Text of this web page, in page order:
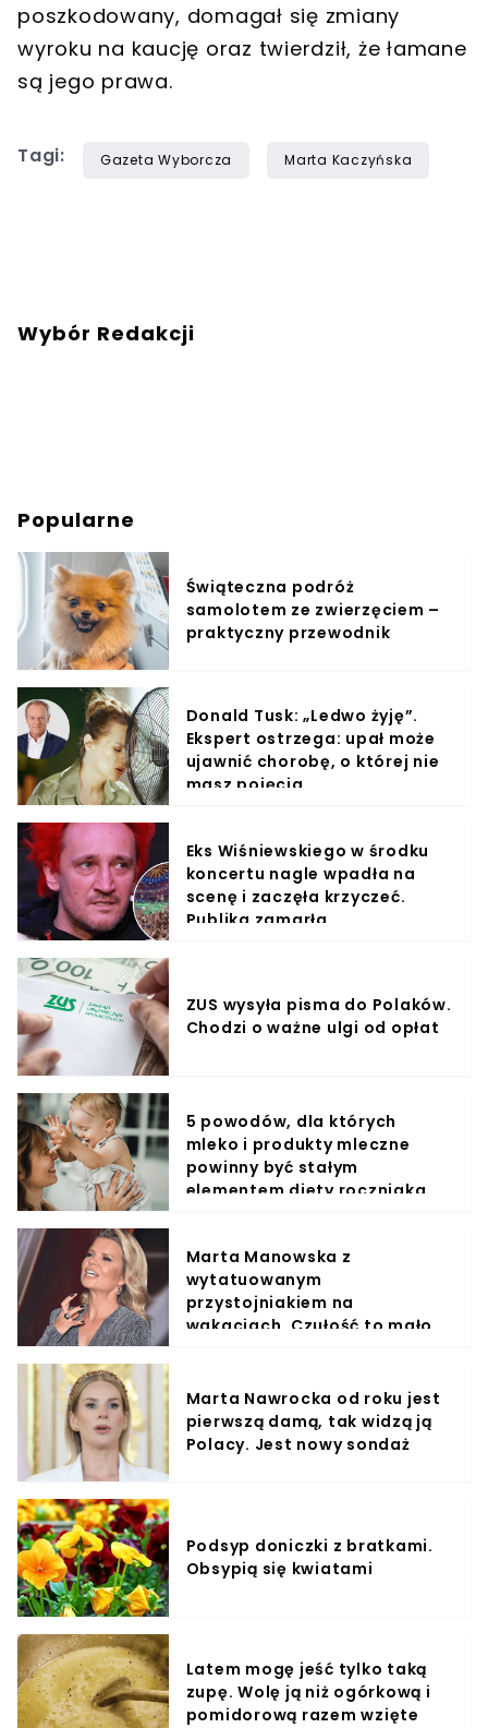
poszkodowany, domagał się zmiany
wyroku na kaucję oraz twierdził, że łamane
są jego prawa.
Tagi: Gazeta Wyborcza Marta Kaczyńska
Wybór Redakcji
Popularne
Świąteczna podróż
samolotem ze zwierzęciem –
praktyczny przewodnik
Donald Tusk: „Ledwo żyję”.
Ekspert ostrzega: upał może
ujawnić chorobę, o której nie
masz pojęcia
Eks Wiśniewskiego w środku
koncertu nagle wpadła na
scenę i zaczęła krzyczeć.
Publika zamarła
ZUS wysyła pisma do Polaków.
Chodzi o ważne ulgi od opłat
5 powodów, dla których
mleko i produkty mleczne
powinny być stałym
elementem diety roczniaka
Marta Manowska z
wytatuowanym
przystojniakiem na
wakacjach. Czułość to mało
Marta Nawrocka od roku jest
pierwszą damą, tak widzą ją
Polacy. Jest nowy sondaż
Podsyp doniczki z bratkami.
Obsypią się kwiatami
Latem mogę jeść tylko taką
zupę. Wolę ją niż ogórkową i
pomidorową razem wzięte